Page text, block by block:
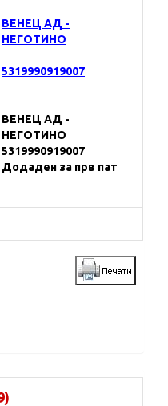
ВЕНЕЦ АД -
НЕГОТИНО
5319990919007
ВЕНЕЦ АД -
НЕГОТИНО
5319990919007
Додаден за прв пат